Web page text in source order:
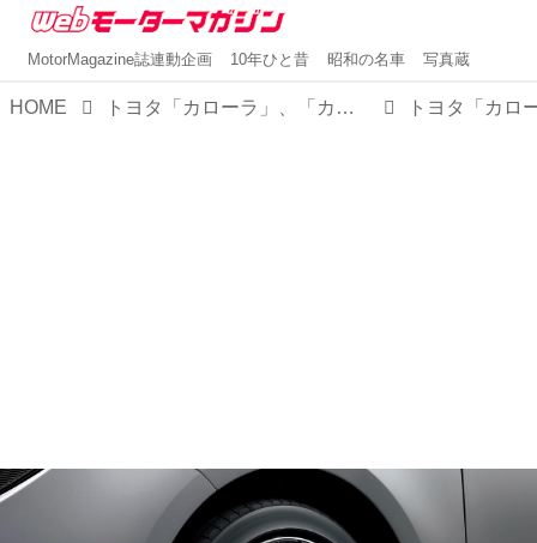
MotorMagazine誌連動企画 10年ひと昔 昭和の名車 写真蔵
HOME トヨタ「カローラ」、「カローラ ツーリング」、「カローラ スポーツ」を一部改良。併せて「カローラ」／「カローラ ツーリング」に特別仕様車「アクティブ スポーツ」を設定